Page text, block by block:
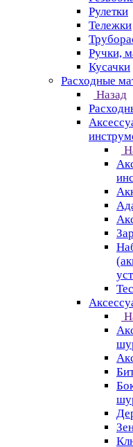
Рулетки
Тележки
Ручки,
Кусачки
Расходные
Назад